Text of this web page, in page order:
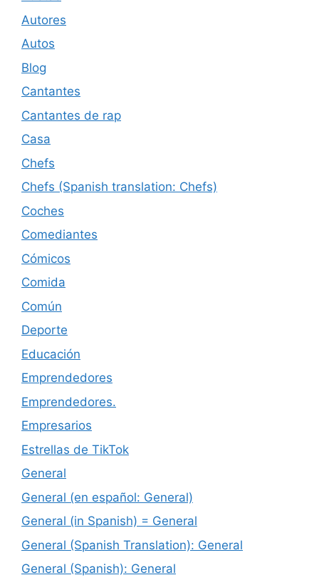
Autores
Autos
Blog
Cantantes
Cantantes de rap
Casa
Chefs
Chefs (Spanish translation: Chefs)
Coches
Comediantes
Cómicos
Comida
Común
Deporte
Educación
Emprendedores
Emprendedores.
Empresarios
Estrellas de TikTok
General
General (en español: General)
General (in Spanish) = General
General (Spanish Translation): General
General (Spanish): General